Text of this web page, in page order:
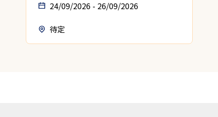
24/09/2026 - 26/09/2026
待定